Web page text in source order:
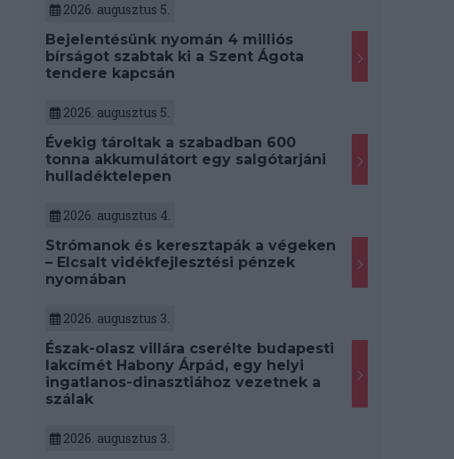
2026. augusztus 5.
Bejelentésünk nyomán 4 milliós
bírságot szabtak ki a Szent Ágota
tendere kapcsán
2026. augusztus 5.
Évekig tároltak a szabadban 600
tonna akkumulátort egy salgótarjáni
hulladéktelepen
2026. augusztus 4.
Strómanok és keresztapák a végeken
– Elcsalt vidékfejlesztési pénzek
nyomában
2026. augusztus 3.
Észak-olasz villára cserélte budapesti
lakcímét Habony Árpád, egy helyi
ingatlanos-dinasztiához vezetnek a
szálak
2026. augusztus 3.